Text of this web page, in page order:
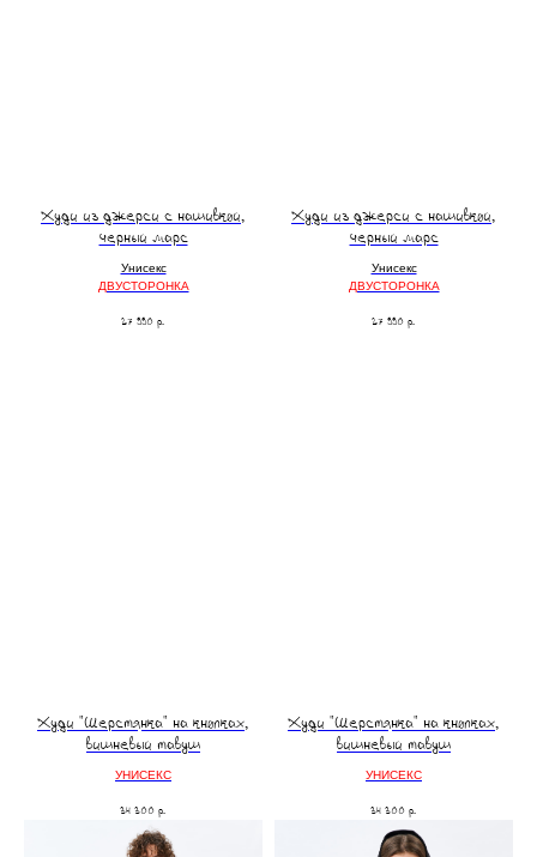
Худи из джерси с нашивкой,
черный марс
Унисекс
ДВУСТОРОНКА
27 990 р.
Худи из джерси с нашивкой,
черный марс
Унисекс
ДВУСТОРОНКА
27 990 р.
Худи "Шерстянка" на кнопках,
вишневый тавуш
УНИСЕКС
34 300 р.
Худи "Шерстянка" на кнопках,
вишневый тавуш
УНИСЕКС
34 300 р.